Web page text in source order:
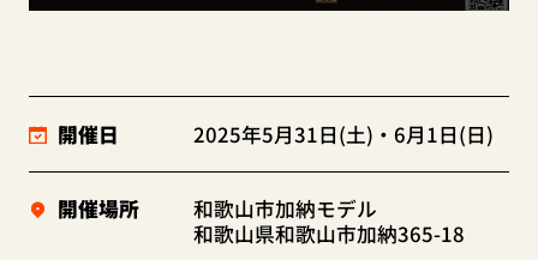
開催日 2025年5月31日(土)・6月1日(日)
開催場所
和歌山市加納モデル
和歌山県和歌山市加納365-18